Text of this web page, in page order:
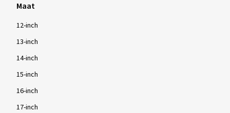
Maat
12-inch
13-inch
14-inch
15-inch
16-inch
17-inch